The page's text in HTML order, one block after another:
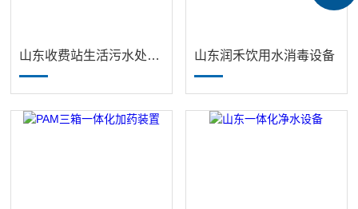
山东收费站生活污水处理设备 山东润禾饮用水消毒设备